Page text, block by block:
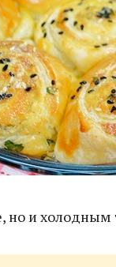
но и холодным